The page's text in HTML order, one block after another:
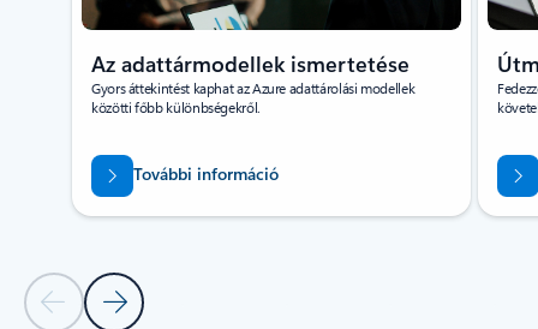
Előző diaKövetkező dia
Az adattármodellek ismertetése
Gyors áttekintést kaphat az Azure adattárolási modellek
közötti főbb különbségekről.
További információ